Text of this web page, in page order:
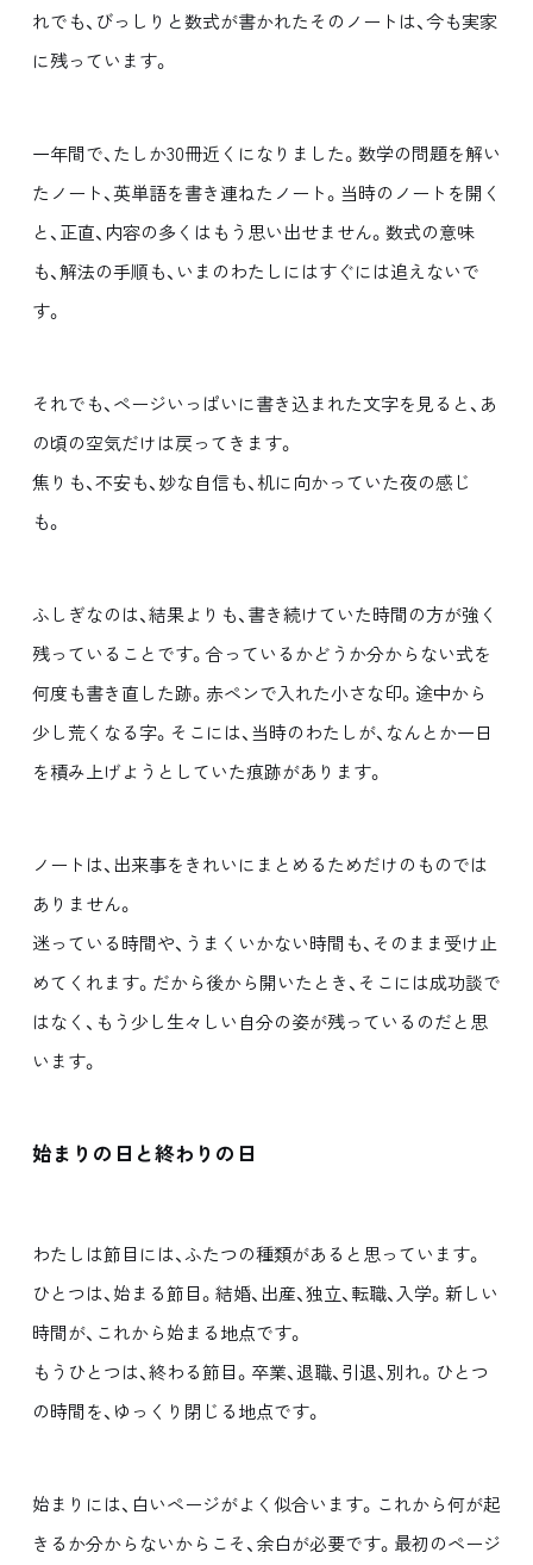
れでも、びっしりと数式が書かれたそのノートは、今も実家
に残っています。
一年間で、たしか30冊近くになりました。数学の問題を解い
たノート、英単語を書き連ねたノート。当時のノートを開く
と、正直、内容の多くはもう思い出せません。数式の意味
も、解法の手順も、いまのわたしにはすぐには追えないで
す。
それでも、ページいっぱいに書き込まれた文字を見ると、あ
の頃の空気だけは戻ってきます。
焦りも、不安も、妙な自信も、机に向かっていた夜の感じ
も。
ふしぎなのは、結果よりも、書き続けていた時間の方が強く
残っていることです。合っているかどうか分からない式を
何度も書き直した跡。赤ペンで入れた小さな印。途中から
少し荒くなる字。そこには、当時のわたしが、なんとか一日
を積み上げようとしていた痕跡があります。
ノートは、出来事をきれいにまとめるためだけのものでは
ありません。
迷っている時間や、うまくいかない時間も、そのまま受け止
めてくれます。だから後から開いたとき、そこには成功談で
はなく、もう少し生々しい自分の姿が残っているのだと思
います。
始まりの日と終わりの日
わたしは節目には、ふたつの種類があると思っています。
ひとつは、始まる節目。結婚、出産、独立、転職、入学。新しい
時間が、これから始まる地点です。
もうひとつは、終わる節目。卒業、退職、引退、別れ。ひとつ
の時間を、ゆっくり閉じる地点です。
始まりには、白いページがよく似合います。これから何が起
きるか分からないからこそ、余白が必要です。最初のページ